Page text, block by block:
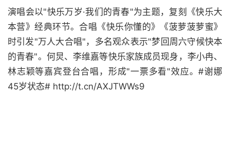
演唱会以"快乐万岁·我们的青春"为主题，复刻《快乐大
本营》经典环节。合唱《快乐你懂的》《菠萝菠萝蜜》
时引发"万人大合唱"，多名观众表示"梦回周六守候快本
的青春"。何炅、李维嘉等快乐家族成员现身，李小冉、
林志颖等嘉宾登台合唱，形成"一票多看"效应。#谢娜
45岁状态# http://t.cn/AXJTWWs9